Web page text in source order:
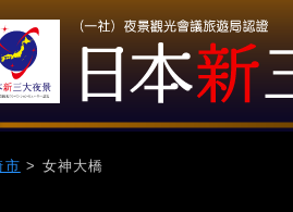
市 > 女神大橋